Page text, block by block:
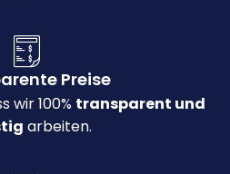
Preise
wir 100% transparent und
arbeiten.